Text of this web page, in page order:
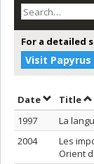
For a detailed
Visit Papyrus
DateSort by
Title
1997
La
2004
Les
Orient